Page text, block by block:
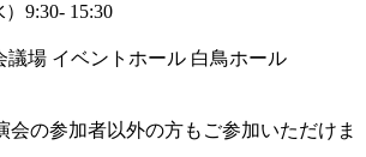
9:30- 15:30
議場 イベントホール 白鳥ホール
の参加者以外の方もご参加いただけま